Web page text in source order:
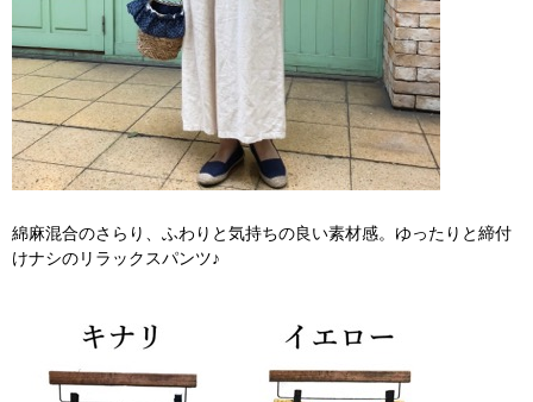
綿麻混合のさらり、ふわりと気持ちの良い素材感。ゆったりと締付
けナシのリラックスパンツ♪